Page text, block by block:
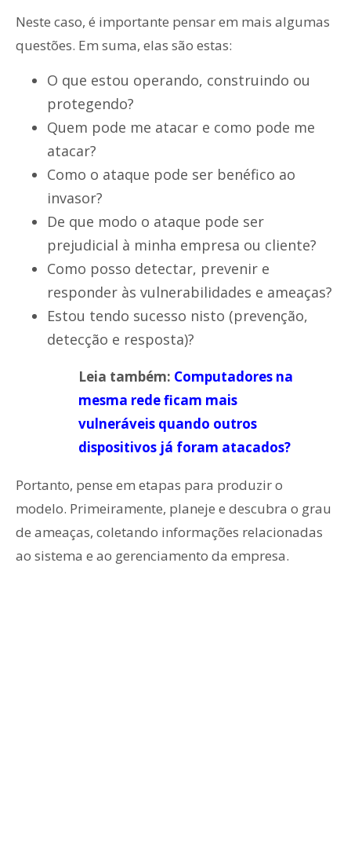
Neste caso, é importante pensar em mais algumas
questões. Em suma, elas são estas:
O que estou operando, construindo ou
protegendo?
Quem pode me atacar e como pode me
atacar?
Como o ataque pode ser benéfico ao
invasor?
De que modo o ataque pode ser
prejudicial à minha empresa ou cliente?
Como posso detectar, prevenir e
responder às vulnerabilidades e ameaças?
Estou tendo sucesso nisto (prevenção,
detecção e resposta)?
Leia também: Computadores na
mesma rede ficam mais
vulneráveis quando outros
dispositivos já foram atacados?
Portanto, pense em etapas para produzir o
modelo. Primeiramente, planeje e descubra o grau
de ameaças, coletando informações relacionadas
ao sistema e ao gerenciamento da empresa.